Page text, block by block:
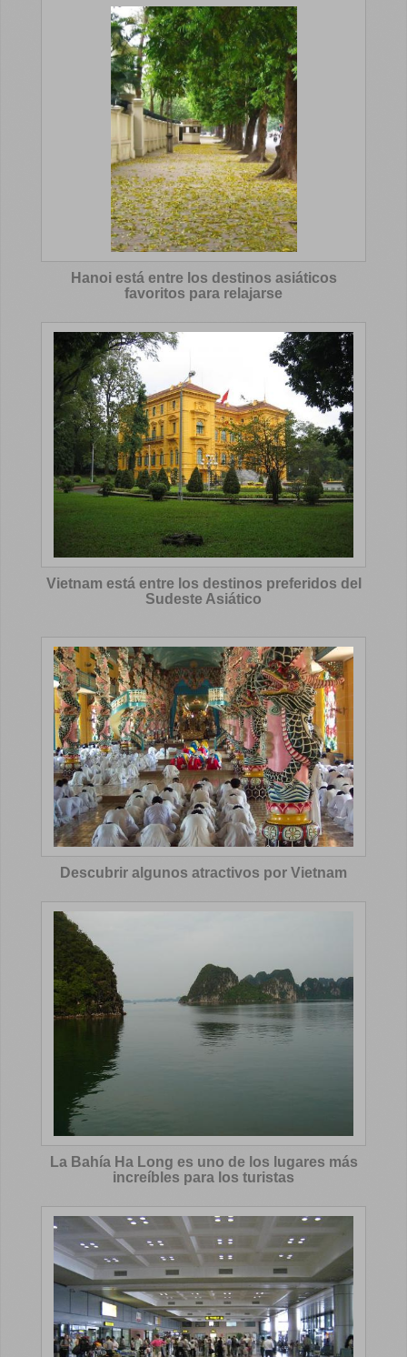
Hanoi está entre los destinos asiáticos
favoritos para relajarse
Vietnam está entre los destinos preferidos del
Sudeste Asiático
Descubrir algunos atractivos por Vietnam
La Bahía Ha Long es uno de los lugares más
increíbles para los turistas